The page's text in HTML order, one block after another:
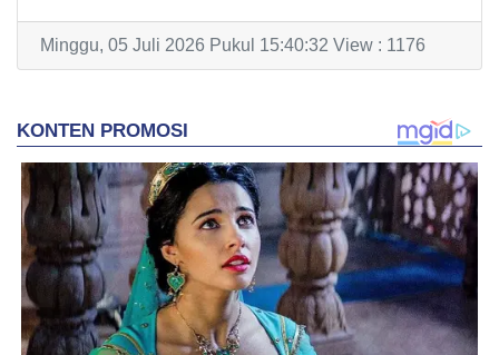
Minggu, 05 Juli 2026 Pukul 15:40:32 View : 1176